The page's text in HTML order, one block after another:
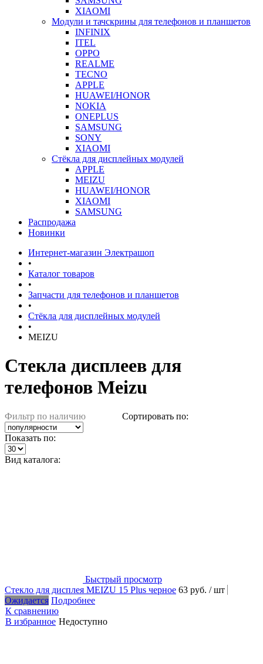
XIAOMI
Модули и тачскрины для телефонов и планшетов
INFINIX
ITEL
OPPO
REALME
TECNO
APPLE
HUAWEI/HONOR
NOKIA
ONEPLUS
SAMSUNG
SONY
XIAOMI
Стёкла для дисплейных модулей
APPLE
MEIZU
HUAWEI/HONOR
XIAOMI
SAMSUNG
Распродажа
Новинки
Интернет-магазин Электрашоп
•
Каталог товаров
•
Запчасти для телефонов и планшетов
•
Стёкла для дисплейных модулей
•
MEIZU
Стекла дисплеев для
телефонов Meizu
Фильтр по наличию Сортировать по:
Показать по:
Вид каталога:
Быстрый просмотр
Стекло для дисплея MEIZU 15 Plus черное 63 руб. / шт
Ожидается Подробнее
К сравнению
В избранное Недоступно